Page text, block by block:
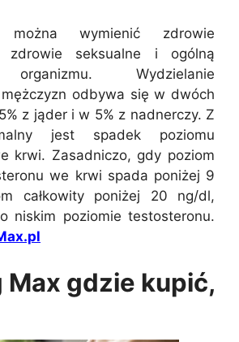
wymienić zdrowie
zdrowie seksualne i ogólną
organizmu. Wydzielanie
odbywa się w dwóch
z jąder i w 5% z nadnerczy. Z
jest spadek poziomu
krwi. Zasadniczo, gdy poziom
we krwi spada poniżej 9
całkowity poniżej 20 ng/dl,
niskim poziomie testosteronu.
Max gdzie kupić,